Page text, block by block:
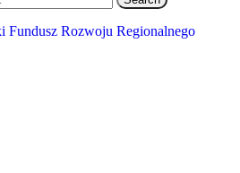
Fundusz Rozwoju Regionalnego